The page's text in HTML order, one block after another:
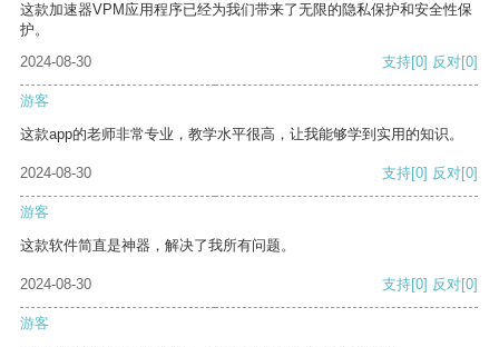
这款加速器VPM应用程序已经为我们带来了无限的隐私保护和安全性保
护。
2024-08-30
支持[0] 反对[0]
游客
这款app的老师非常专业，教学水平很高，让我能够学到实用的知识。
2024-08-30 支持[0] 反对[0]
游客
这款软件简直是神器，解决了我所有问题。
2024-08-30 支持[0] 反对[0]
游客